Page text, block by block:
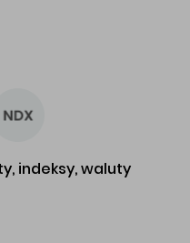
indeksy, waluty